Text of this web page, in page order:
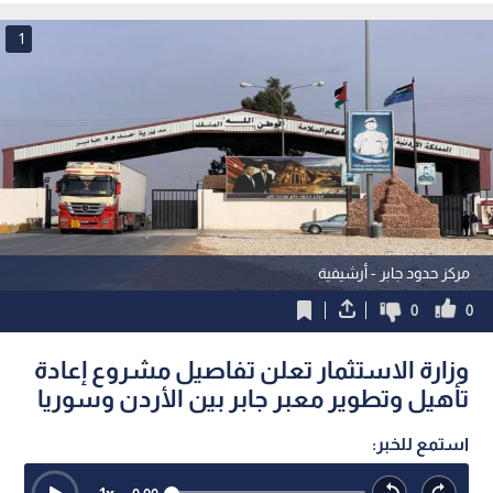
العالمية
مركز حدود جابر - أرشيفية
1
0
0
وزارة الاستثمار تعلن تفاصيل مشروع إعادة
تأهيل وتطوير معبر جابر بين الأردن وسوريا
استمع للخبر: